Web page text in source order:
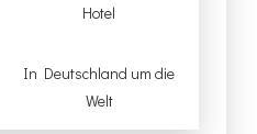
Hotel
In Deutschland um die
Welt